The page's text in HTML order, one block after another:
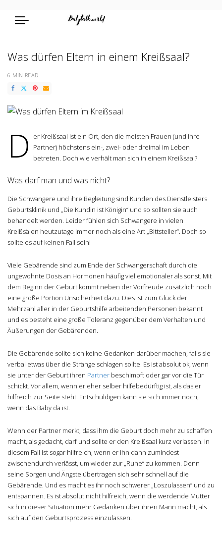
Was dürfen Eltern in einem Kreißsaal?
6 MIN READ
D
er Kreißsaal ist ein Ort, den die meisten Frauen (und ihre
Partner) höchstens ein-, zwei- oder dreimal im Leben
betreten. Doch wie verhält man sich in einem Kreißsaal?
Was darf man und was nicht?
Die Schwangere und ihre Begleitung sind Kunden des Dienstleisters
Geburtsklinik und „Die Kundin ist Königin“ und so sollten sie auch
behandelt werden. Leider fühlen sich Schwangere in vielen
Kreißsälen heutzutage immer noch als eine Art „Bittsteller“. Doch so
sollte es auf keinen Fall sein!
Viele Gebärende sind zum Ende der Schwangerschaft durch die
ungewohnte Dosis an Hormonen häufig viel emotionaler als sonst. Mit
dem Beginn der Geburt kommt neben der Vorfreude zusätzlich noch
eine große Portion Unsicherheit dazu. Dies ist zum Glück der
Mehrzahl aller in der Geburtshilfe arbeitenden Personen bekannt
und es besteht eine große Toleranz gegenüber dem Verhalten und
Äußerungen der Gebärenden.
Die Gebärende sollte sich keine Gedanken darüber machen, falls sie
verbal etwas über die Stränge schlagen sollte. Es ist absolut ok, wenn
sie unter der Geburt ihren Partner beschimpft oder gar vor die Tür
schickt. Vor allem, wenn er eher selber hilfebedürftig ist, als das er
hilfreich zur Seite steht. Entschuldigen kann sie sich immer noch,
wenn das Baby da ist.
Wenn der Partner merkt, dass ihm die Geburt doch mehr zu schaffen
macht, als gedacht, darf und sollte er den Kreißsaal kurz verlassen. In
diesem Fall ist sogar hilfreich, wenn er ihn dann zumindest
zwischendurch verlässt, um wieder zur „Ruhe“ zu kommen. Denn
seine Sorgen und Ängste übertragen sich sehr schnell auf die
Gebärende. Und es macht es ihr noch schwerer „Loszulassen“ und zu
entspannen. Es ist absolut nicht hilfreich, wenn die werdende Mutter
sich in dieser Situation mehr Gedanken über ihren Mann macht, als
sich auf den Geburtsprozess einzulassen.